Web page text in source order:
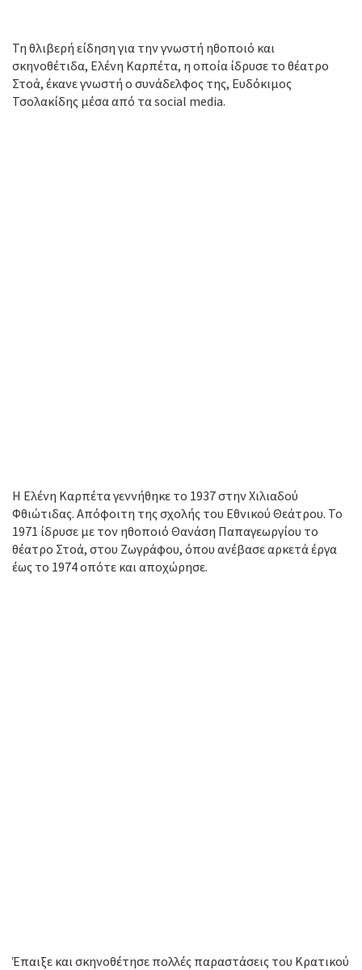
Τη θλιβερή είδηση για την γνωστή ηθοποιό και
σκηνοθέτιδα, Ελένη Καρπέτα, η οποία ίδρυσε το θέατρο
Στοά, έκανε γνωστή ο συνάδελφος της, Ευδόκιμος
Τσολακίδης μέσα από τα social media.
Η Ελένη Καρπέτα γεννήθηκε το 1937 στην Χιλιαδού
Φθιώτιδας. Απόφοιτη της σχολής του Εθνικού Θεάτρου. Το
1971 ίδρυσε με τον ηθοποιό Θανάση Παπαγεωργίου το
θέατρο Στοά, στου Ζωγράφου, όπου ανέβασε αρκετά έργα
έως το 1974 οπότε και αποχώρησε.
Έπαιξε και σκηνοθέτησε πολλές παραστάσεις του Κρατικού